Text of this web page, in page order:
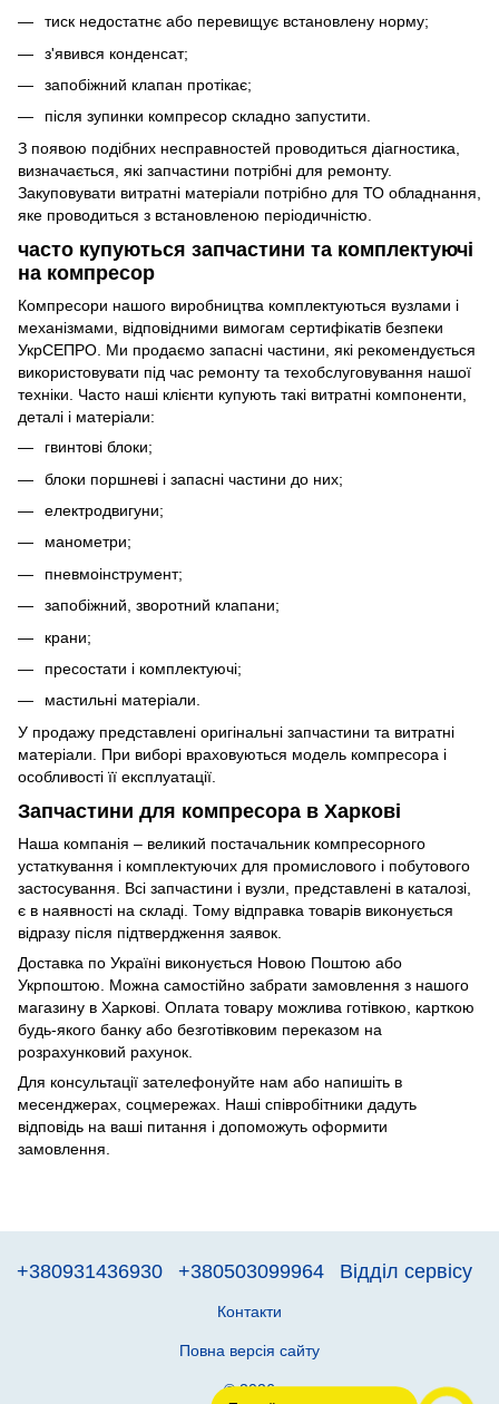
тиск недостатнє або перевищує встановлену норму;
з'явився конденсат;
запобіжний клапан протікає;
після зупинки компресор складно запустити.
З появою подібних несправностей проводиться діагностика,
визначається, які запчастини потрібні для ремонту.
Закуповувати витратні матеріали потрібно для ТО обладнання,
яке проводиться з встановленою періодичністю.
часто купуються запчастини та комплектуючі
на компресор
Компресори нашого виробництва комплектуються вузлами і
механізмами, відповідними вимогам сертифікатів безпеки
УкрСЕПРО. Ми продаємо запасні частини, які рекомендується
використовувати під час ремонту та техобслуговування нашої
техніки. Часто наші клієнти купують такі витратні компоненти,
деталі і матеріали:
гвинтові блоки;
блоки поршневі і запасні частини до них;
електродвигуни;
манометри;
пневмоінструмент;
запобіжний, зворотний клапани;
крани;
пресостати і комплектуючі;
мастильні матеріали.
У продажу представлені оригінальні запчастини та витратні
матеріали. При виборі враховуються модель компресора і
особливості її експлуатації.
Запчастини для компресора в Харкові
Наша компанія – великий постачальник компресорного
устаткування і комплектуючих для промислового і побутового
застосування. Всі запчастини і вузли, представлені в каталозі,
є в наявності на складі. Тому відправка товарів виконується
відразу після підтвердження заявок.
Доставка по Україні виконується Новою Поштою або
Укрпоштою. Можна самостійно забрати замовлення з нашого
магазину в Харкові. Оплата товару можлива готівкою, карткою
будь-якого банку або безготівковим переказом на
розрахунковий рахунок.
Для консультації зателефонуйте нам або напишіть в
месенджерах, соцмережах. Наші співробітники дадуть
відповідь на ваші питання і допоможуть оформити
замовлення.
+380931436930 +380503099964 Відділ сервісу
Контакти
Повна версія сайту
© 2026